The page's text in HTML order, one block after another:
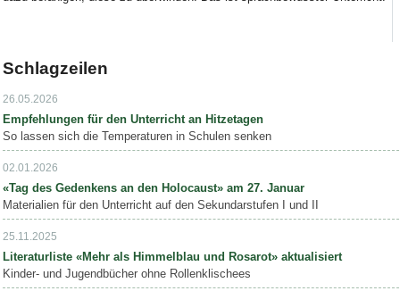
Schlagzeilen
26.05.2026
Empfehlungen für den Unterricht an Hitzetagen
So lassen sich die Temperaturen in Schulen senken
02.01.2026
«Tag des Gedenkens an den Holocaust» am 27. Januar
Materialien für den Unterricht auf den Sekundarstufen I und II
25.11.2025
Literaturliste «Mehr als Himmelblau und Rosarot» aktualisiert
Kinder- und Jugendbücher ohne Rollenklischees